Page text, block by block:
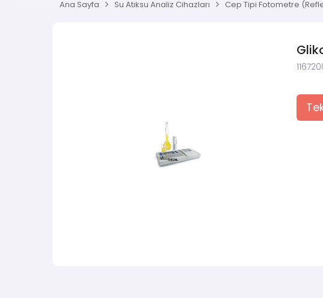
Ana Sayfa Su Atıksu Analiz Cihazları Cep Tipi Fotometre